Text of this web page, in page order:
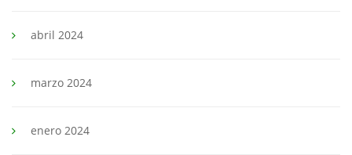
abril 2024
marzo 2024
enero 2024